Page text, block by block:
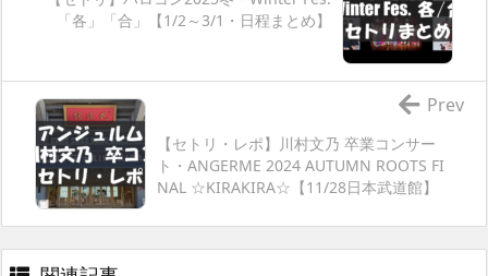
「各」「合」【1/2～3/1・日程まとめ】
【セトリ・レポ】川村文乃 卒業コンサー
ト・ANGERME 2024 AUTUMN ROOTS FI
NAL ☆KIRAKIRA☆【11/28日本武道館】
Prev